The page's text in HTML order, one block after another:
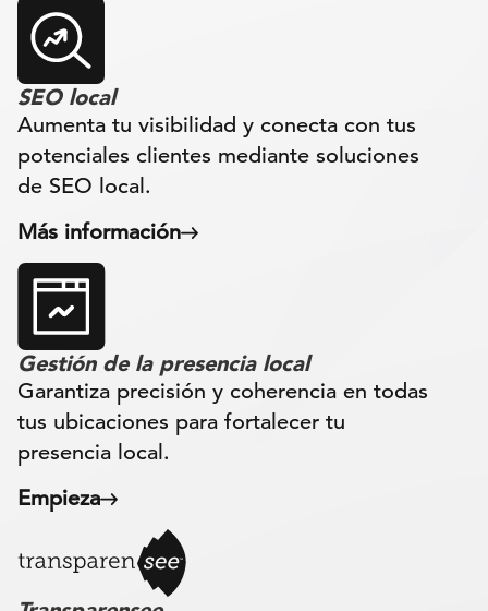
SEO local
Aumenta tu visibilidad y conecta con tus
potenciales clientes mediante soluciones
de SEO local.
Más información
Gestión de la presencia local
Garantiza precisión y coherencia en todas
tus ubicaciones para fortalecer tu
presencia local.
Empieza